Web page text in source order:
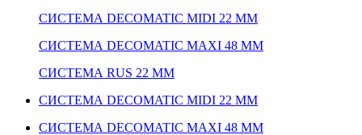
СИСТЕМА DECOMATIC MIDI 22 ММ
СИСТЕМА DECOMATIC MAXI 48 ММ
СИСТЕМА RUS 22 ММ
СИСТЕМА DECOMATIC MIDI 22 ММ
СИСТЕМА DECOMATIC MAXI 48 ММ